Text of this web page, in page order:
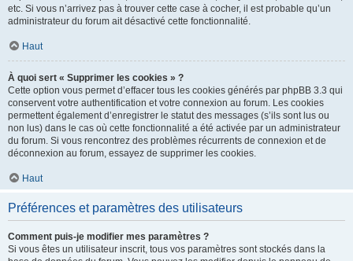
etc. Si vous n’arrivez pas à trouver cette case à cocher, il est probable qu’un
administrateur du forum ait désactivé cette fonctionnalité.
Haut
À quoi sert « Supprimer les cookies » ?
Cette option vous permet d’effacer tous les cookies générés par phpBB 3.3 qui
conservent votre authentification et votre connexion au forum. Les cookies
permettent également d’enregistrer le statut des messages (s’ils sont lus ou
non lus) dans le cas où cette fonctionnalité a été activée par un administrateur
du forum. Si vous rencontrez des problèmes récurrents de connexion et de
déconnexion au forum, essayez de supprimer les cookies.
Haut
Préférences et paramètres des utilisateurs
Comment puis-je modifier mes paramètres ?
Si vous êtes un utilisateur inscrit, tous vos paramètres sont stockés dans la